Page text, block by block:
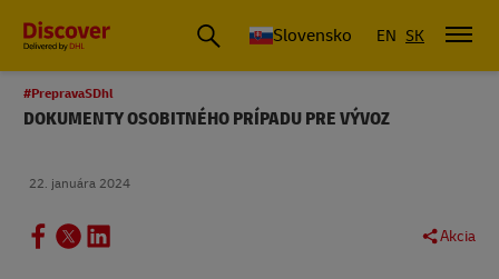
Slovensko EN SK
#PrepravaSDhl
DOKUMENTY OSOBITNÉHO PRÍPADU PRE VÝVOZ
22. januára 2024
Akcia